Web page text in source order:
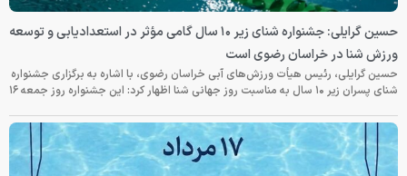
حسین گرایلی: جشنواره شنای زیر ۱۰ سال گامی مؤثر در استعدادیابی و توسعه
ورزش شنا در خراسان رضوی است
حسین گرایلی، رئیس هیأت ورزش‌های آبی خراسان رضوی، با اشاره به برگزاری جشنواره
شنای پسران زیر ۱۰ سال به مناسبت روز جهانی شنا اظهار کرد: این جشنواره روز جمعه‌ ۱۶